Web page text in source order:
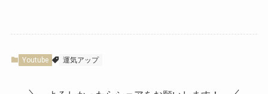
Youtube 運気アップ